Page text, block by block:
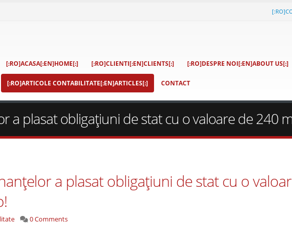
[:RO]ACASA[:EN]HOME[:] [:RO]CLIENTI[:EN]CLIENTS[:] [:RO]DESPRE NOI[:EN]ABOUT US[:]
[:RO]ARTICOLE CONTABILITATE[:EN]ARTICLES[:] CONTACT
a plasat obligaţiuni de stat cu o valoare de 240
a plasat obligaţiuni de stat cu o
0 Comments